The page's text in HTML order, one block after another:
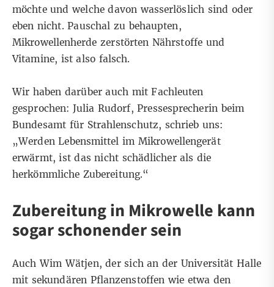
möchte und welche davon wasserlöslich sind oder
eben nicht. Pauschal zu behaupten,
Mikrowellenherde zerstörten Nährstoffe und
Vitamine, ist also falsch.
Wir haben darüber auch mit Fachleuten
gesprochen: Julia Rudorf, Pressesprecherin beim
Bundesamt für Strahlenschutz, schrieb uns:
„Werden Lebensmittel im Mikrowellengerät
erwärmt, ist das nicht schädlicher als die
herkömmliche Zubereitung.“
Zubereitung in Mikrowelle kann
sogar schonender sein
Auch Wim Wätjen, der sich an der Universität Halle
mit sekundären Pflanzenstoffen wie etwa den